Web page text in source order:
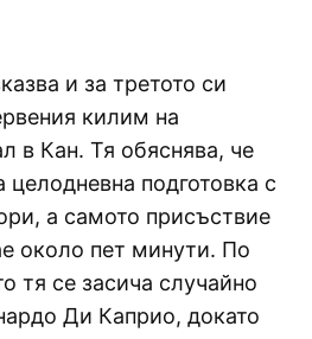
и за третото си
килим на
в Кан. Тя обяснява, че
целодневна подготовка с
а самото присъствие
около пет минути. По
тя се засича случайно
Ди Каприо, докато